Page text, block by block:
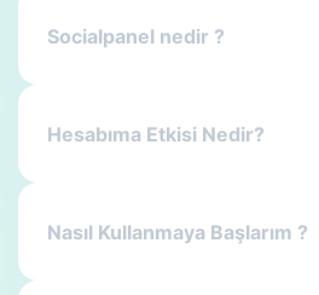
Socialpanel nedir ?
Hesabıma Etkisi Nedir?
Nasıl Kullanmaya Başlarım ?